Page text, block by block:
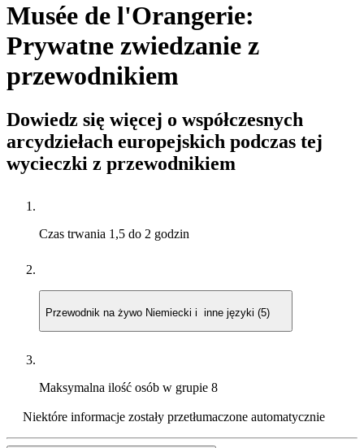
Musée de l'Orangerie:
Prywatne zwiedzanie z
przewodnikiem
Dowiedz się więcej o współczesnych
arcydziełach europejskich podczas tej
wycieczki z przewodnikiem
Czas trwania 1,5 do 2 godzin
Przewodnik na żywo Niemiecki i inne języki (5)
Maksymalna ilość osób w grupie 8
Niektóre informacje zostały przetłumaczone automatycznie